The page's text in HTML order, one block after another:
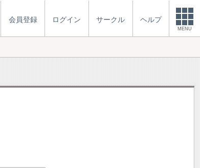
会員登録 ログイン サークル ヘルプ
MENU